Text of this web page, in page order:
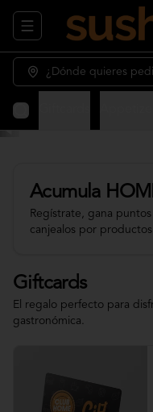
Abrir menu de
¿Dónde quieres
Acumula
Regístrate, gana
canjealos por productos
Giftcards
El regalo perfecto para
gastronómica.